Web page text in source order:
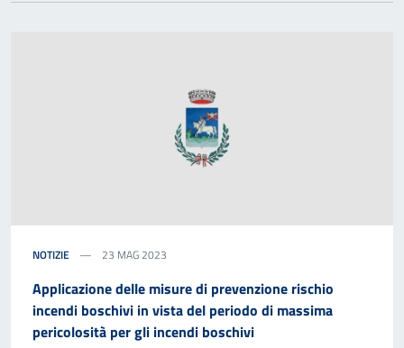
NOTIZIE 23 MAG 2023
Applicazione delle misure di prevenzione rischio
incendi boschivi in vista del periodo di massima
pericolosità per gli incendi boschivi